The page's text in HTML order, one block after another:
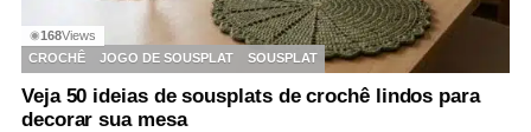
◉168Views
CROCHÊ
JOGO DE SOUSPLAT SOUSPLAT
Veja 50 ideias de sousplats de crochê lindos para
decorar sua mesa